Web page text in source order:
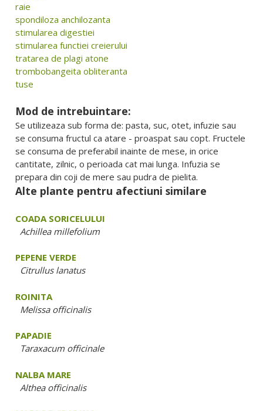
raie
spondiloza anchilozanta
stimularea digestiei
stimularea functiei creierului
tratarea de plagi atone
trombobangeita obliteranta
tuse
Mod de intrebuintare:
Se utilizeaza sub forma de: pasta, suc, otet, infuzie sau
se consuma fructul ca atare - proaspat sau copt. Fructele
se consuma de preferabil inainte de mese, in orice
cantitate, zilnic, o perioada cat mai lunga. Infuzia se
prepara din coji de mere sau pudra de pielita.
Alte plante pentru afectiuni similare
COADA SORICELULUI
Achillea millefolium
PEPENE VERDE
Citrullus lanatus
ROINITA
Melissa officinalis
PAPADIE
Taraxacum officinale
NALBA MARE
Althea officinalis